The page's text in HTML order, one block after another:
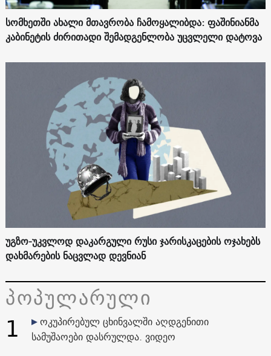
სომხეთში ახალი მთავრობა ჩამოყალიბდა: ფაშინიანმა
კაბინეტის ძირითადი შემადგენლობა უცვლელი დატოვა
უგზო-უკვლოდ დაკარგული რუსი ჯარისკაცების ოჯახებს
დახმარების ნაცვლად დევნიან
პოპულარული
1
ოკუპირებულ ცხინვალში აღდგენითი
სამუშაოები დასრულდა. ვიდეო